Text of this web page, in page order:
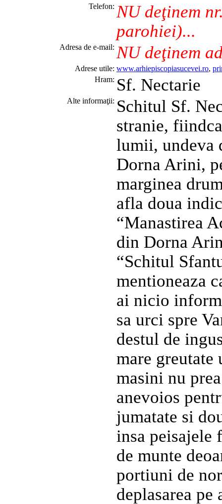
Telefon: NU deţinem
parohiei)...
Adresa de e-mail: NU deţinem
Adrese utile: www.arhiepiscopiasucevei.ro,
Hram: Sf. Nectarie
Alte informaţii: Schitul Sf.
stranie,
lumii, undeva
Dorna Arini,
marginea
afla doua
“Manastirea
din Dorna
“Schitul
mentioneaza
ai nicio
sa urci spre
destul de
mare greutate
masini nu
anevoios
jumatate si
insa peisajele
de munte
portiuni de
deplasarea pe